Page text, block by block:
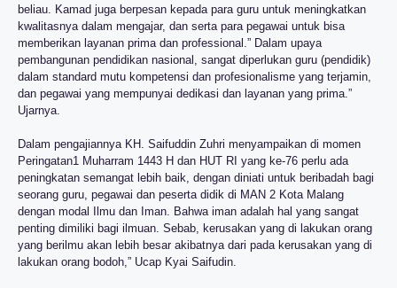
beliau. Kamad juga berpesan kepada para guru untuk meningkatkan
kwalitasnya dalam mengajar, dan serta para pegawai untuk bisa
memberikan layanan prima dan professional.” Dalam upaya
pembangunan pendidikan nasional, sangat diperlukan guru (pendidik)
dalam standard mutu kompetensi dan profesionalisme yang terjamin,
dan pegawai yang mempunyai dedikasi dan layanan yang prima.”
Ujarnya.
Dalam pengajiannya KH. Saifuddin Zuhri menyampaikan di momen
Peringatan1 Muharram 1443 H dan HUT RI yang ke-76 perlu ada
peningkatan semangat lebih baik, dengan diniati untuk beribadah bagi
seorang guru, pegawai dan peserta didik di MAN 2 Kota Malang
dengan modal Ilmu dan Iman. Bahwa iman adalah hal yang sangat
penting dimiliki bagi ilmuan. Sebab, kerusakan yang di lakukan orang
yang berilmu akan lebih besar akibatnya dari pada kerusakan yang di
lakukan orang bodoh,” Ucap Kyai Saifudin.